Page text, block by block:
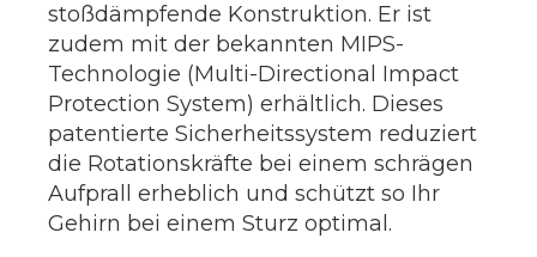
stoßdämpfende Konstruktion. Er ist
zudem mit der bekannten MIPS-
Technologie (Multi-Directional Impact
Protection System) erhältlich. Dieses
patentierte Sicherheitssystem reduziert
die Rotationskräfte bei einem schrägen
Aufprall erheblich und schützt so Ihr
Gehirn bei einem Sturz optimal.